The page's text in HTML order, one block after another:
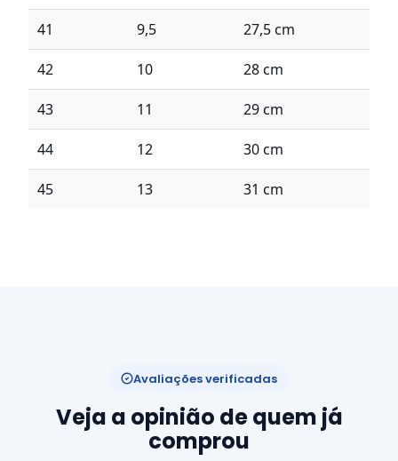
41 9,5 27,5 cm
42 10 28 cm
43 11 29 cm
44 12 30 cm
45 13 31 cm
Avaliações verificadas
Veja a opinião de quem já
comprou